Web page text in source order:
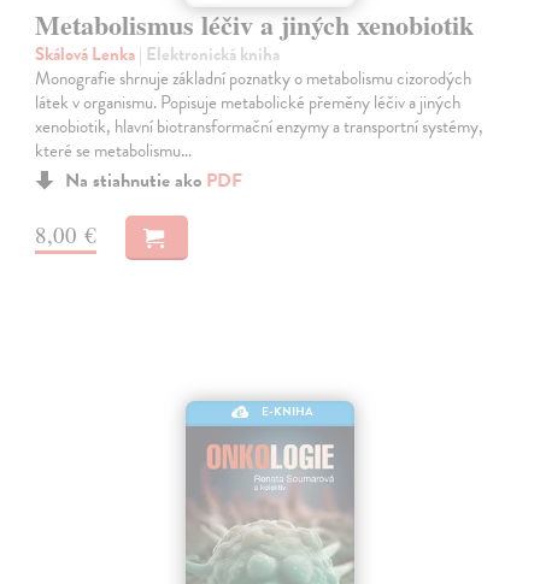
Metabolismus léčiv a jiných xenobiotik
Skálová Lenka| Elektronická kniha
Monografie shrnuje základní poznatky o metabolismu cizorodých
látek v organismu. Popisuje metabolické přeměny léčiv a jiných
xenobiotik, hlavní biotransformační enzymy a transportní systémy,
které se metabolismu…
Na stiahnutie ako PDF
8,00 €
E-KNIHA